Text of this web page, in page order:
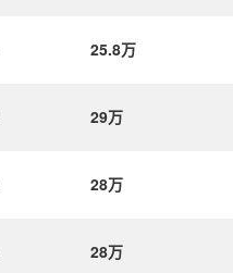
25.8万
29万
28万
28万